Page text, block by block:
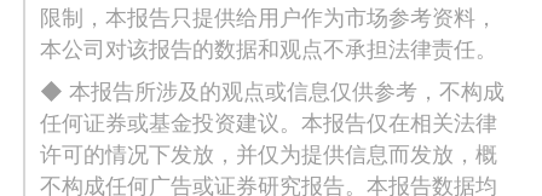
限制，本报告只提供给用户作为市场参考资料，
本公司对该报告的数据和观点不承担法律责任。
◆ 本报告所涉及的观点或信息仅供参考，不构成
任何证券或基金投资建议。本报告仅在相关法律
许可的情况下发放，并仅为提供信息而发放，概
不构成任何广告或证券研究报告。本报告数据均